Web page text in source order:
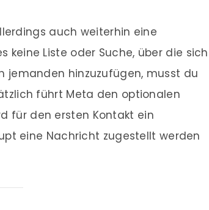
auch weiterhin eine
Liste oder Suche, über die sich
jemanden hinzuzufügen, musst du
führt Meta den optionalen
für den ersten Kontakt ein
eine Nachricht zugestellt werden